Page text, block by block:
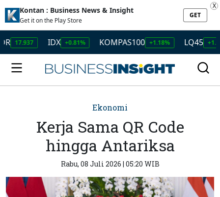
Kontan : Business News & Insight
Get it on the Play Store
GET
X
IDX +0.81% KOMPAS100 +1.18% LQ45 +1.24%
Ekonomi
Kerja Sama QR Code
hingga Antariksa
Rabu, 08 Juli 2026 | 05:20 WIB